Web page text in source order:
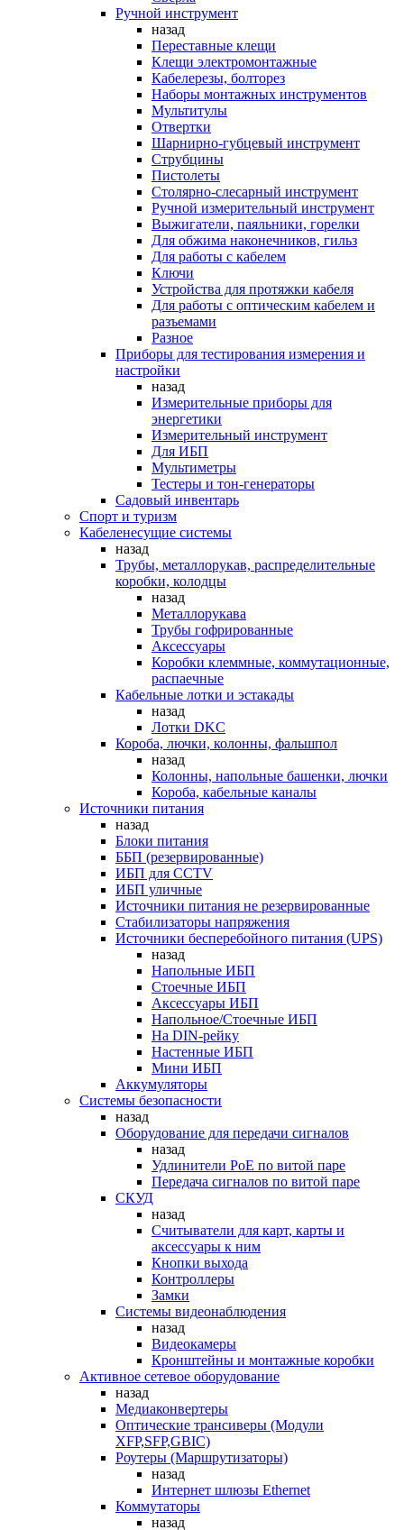
Ручной инструмент
назад
Переставные клещи
Клещи электромонтажные
Кабелерезы, болторез
Наборы монтажных инструментов
Мультитулы
Отвертки
Шарнирно-губцевый инструмент
Струбцины
Пистолеты
Столярно-слесарный инструмент
Ручной измерительный инструмент
Выжигатели, паяльники, горелки
Для обжима наконечников, гильз
Для работы с кабелем
Ключи
Устройства для протяжки кабеля
Для работы с оптическим кабелем и
разъемами
Разное
Приборы для тестирования измерения и
настройки
назад
Измерительные приборы для
энергетики
Измерительный инструмент
Для ИБП
Мультиметры
Тестеры и тон-генераторы
Садовый инвентарь
Спорт и туризм
Кабеленесущие системы
назад
Трубы, металлорукав, распределительные
коробки, колодцы
назад
Металлорукава
Трубы гофрированные
Аксессуары
Коробки клеммные, коммутационные,
распаечные
Кабельные лотки и эстакады
назад
Лотки DKC
Короба, лючки, колонны, фальшпол
назад
Колонны, напольные башенки, лючки
Короба, кабельные каналы
Источники питания
назад
Блоки питания
ББП (резервированные)
ИБП для CCTV
ИБП уличные
Источники питания не резервированные
Стабилизаторы напряжения
Источники бесперебойного питания (UPS)
назад
Напольные ИБП
Стоечные ИБП
Аксессуары ИБП
Напольное/Стоечные ИБП
На DIN-рейку
Настенные ИБП
Мини ИБП
Аккумуляторы
Системы безопасности
назад
Оборудование для передачи сигналов
назад
Удлинители PoE по витой паре
Передача сигналов по витой паре
СКУД
назад
Считыватели для карт, карты и
аксессуары к ним
Кнопки выхода
Контроллеры
Замки
Системы видеонаблюдения
назад
Видеокамеры
Кронштейны и монтажные коробки
Активное сетевое оборудование
назад
Медиаконвертеры
Оптические трансиверы (Модули
XFP,SFP,GBIC)
Роутеры (Маршрутизаторы)
назад
Интернет шлюзы Ethernet
Коммутаторы
назад